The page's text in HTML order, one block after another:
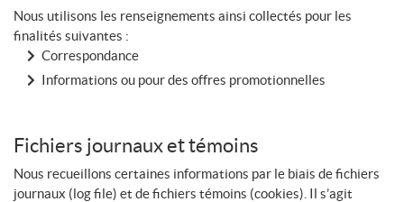
Nous utilisons les renseignements ainsi collectés pour les
finalités suivantes :
Correspondance
Informations ou pour des offres promotionnelles
Fichiers journaux et témoins
Nous recueillons certaines informations par le biais de fichiers
journaux (log file) et de fichiers témoins (cookies). Il s’agit